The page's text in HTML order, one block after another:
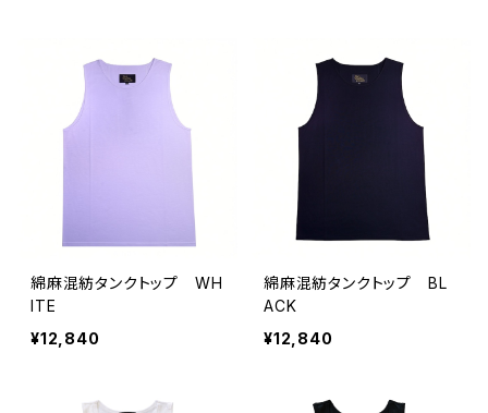
綿麻混紡タンクトップ WH
ITE
¥12,840
綿麻混紡タンクトップ BL
ACK
¥12,840